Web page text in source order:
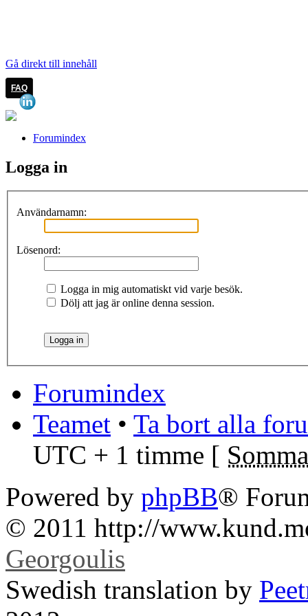
Gå direkt till innehåll
FAQ
Forumindex
Logga in
Användarnamn:
Lösenord:
Logga in mig automatiskt vid varje besök.
Dölj att jag är online denna session.
Forumindex
Teamet • Ta bort alla
UTC + 1 timme [
Powered by phpBB®
© 2011 http://
Georgoulis
Swedish translation by